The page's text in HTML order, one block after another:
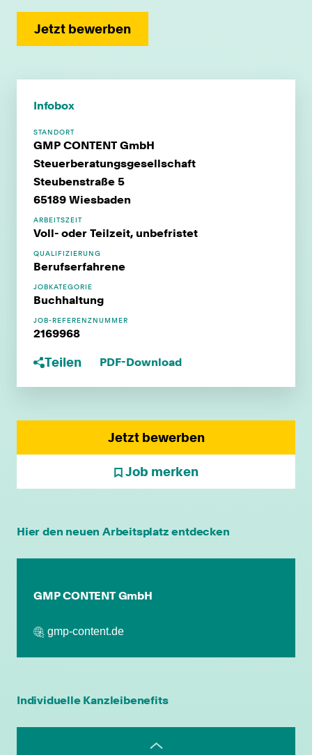
Jetzt bewerben
Infobox
STANDORT
GMP CONTENT GmbH
Steuerberatungsgesellschaft
Steubenstraße 5
65189 Wiesbaden
ARBEITSZEIT
Voll- oder Teilzeit, unbefristet
QUALIFIZIERUNG
Berufserfahrene
JOBKATEGORIE
Buchhaltung
JOB-REFERENZNUMMER
2169968
Teilen PDF-Download
Jetzt bewerben
Job merken
Hier den neuen Arbeitsplatz entdecken
GMP CONTENT GmbH
gmp-content.de
Individuelle Kanzleibenefits
betriebliche Altersvorsorge
attraktive